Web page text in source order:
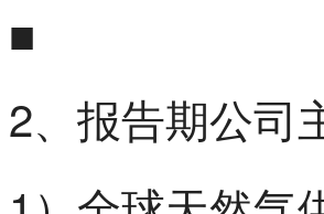
■
2、报告期公司